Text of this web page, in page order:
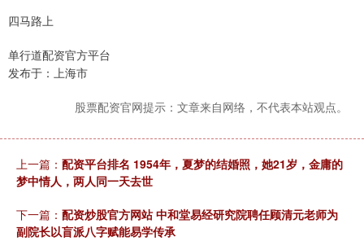
四马路上
单行道配资官方平台
发布于：上海市
股票配资官网提示：文章来自网络，不代表本站观点。
上一篇： 配资平台排名 1954年，夏梦的结婚照，她21岁，金庸的
梦中情人，两人同一天去世
下一篇： 配资炒股官方网站 中和堂易经研究院聘任顾清元老师为
副院长以盲派八字赋能易学传承